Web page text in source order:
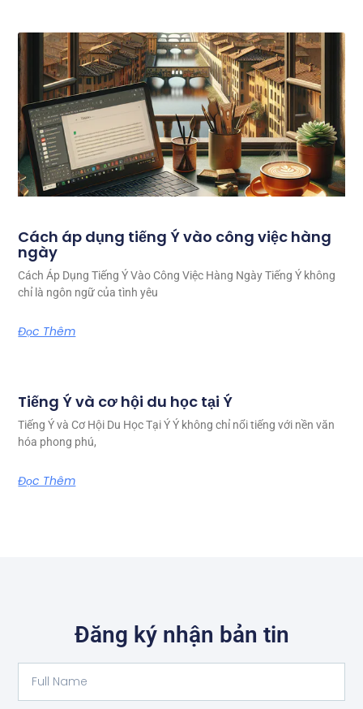
Cách áp dụng tiếng Ý vào công việc hàng
ngày
Cách Áp Dụng Tiếng Ý Vào Công Việc Hàng Ngày Tiếng Ý không
chỉ là ngôn ngữ của tình yêu
Đọc Thêm
Tiếng Ý và cơ hội du học tại Ý
Tiếng Ý và Cơ Hội Du Học Tại Ý Ý không chỉ nổi tiếng với nền văn
hóa phong phú,
Đọc Thêm
Đăng ký nhận bản tin